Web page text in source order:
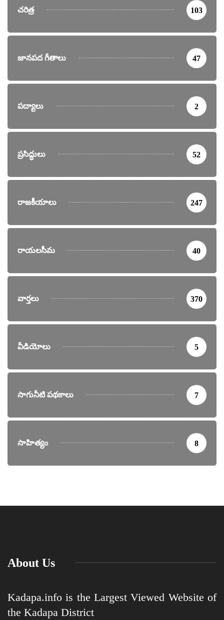
చరిత్ర 103
జానపద గీతాలు 47
పద్యాలు 2
ప్రసిద్ధులు 52
రాజకీయాలు 247
రాయలసీమ 40
వార్తలు 370
వీడియోలు 5
సాగునీటి పథకాలు 7
సాహిత్యం 8
About Us
Kadapa.info is the Largest Viewed Website of
the Kadapa District